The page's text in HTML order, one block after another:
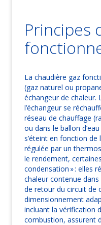
Principes
La chaudière gaz
(gaz naturel ou
échangeur de chaleur.
l’échangeur se
réseau de chauffage
ou dans le ballon
s’éteint en fonction
régulée par un
le rendement,
condensation » : elles
chaleur contenue
de retour du circuit de
dimensionnement
incluant la vérification
combustion, assurent